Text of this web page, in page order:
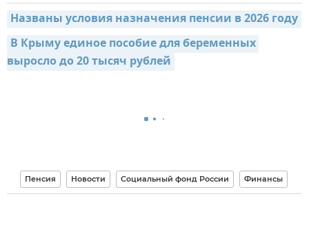
Названы условия назначения пенсии в 2026 году
В Крыму единое пособие для беременных
выросло до 20 тысяч рублей
Пенсия Новости Социальный фонд России Финансы